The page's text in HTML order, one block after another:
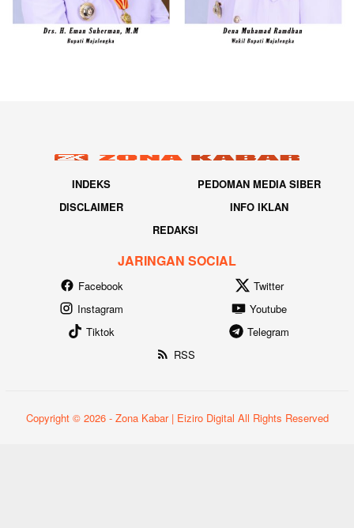
INDEKS
PEDOMAN MEDIA SIBER
DISCLAIMER
INFO IKLAN
REDAKSI
JARINGAN SOCIAL
Facebook
Twitter
Instagram
Youtube
Tiktok
Telegram
RSS
Copyright © 2026 - Zona Kabar | Eiziro Digital All Rights Reserved